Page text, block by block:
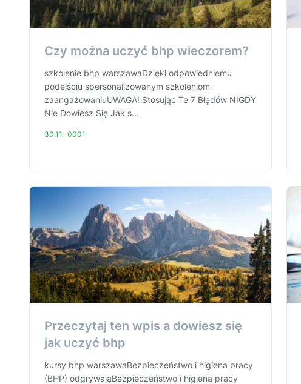
Czy można uczyć bhp wieczorem?
szkolenie bhp warszawaDzięki odpowiedniemu
podejściu spersonalizowanym szkoleniom
zaangażowaniuUWAGA! Stosując Te 7 Błędów NIGDY
Nie Dowiesz Się Jak s...
30.11.-0001
Przeczytaj ten wpis a dowiesz się
jak uczyć bhp
kursy bhp warszawaBezpieczeństwo i higiena pracy
(BHP) odgrywająBezpieczeństwo i higiena pracy